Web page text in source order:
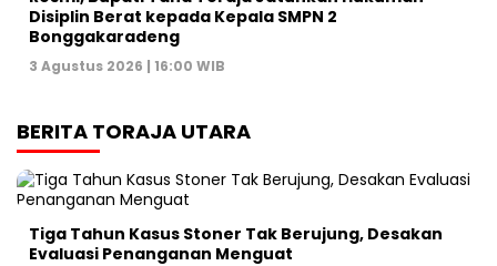
Disiplin Berat kepada Kepala SMPN 2
Bonggakaradeng
3 Agustus 2026 | 16:00 WIB
BERITA TORAJA UTARA
Tiga Tahun Kasus Stoner Tak Berujung, Desakan
Evaluasi Penanganan Menguat